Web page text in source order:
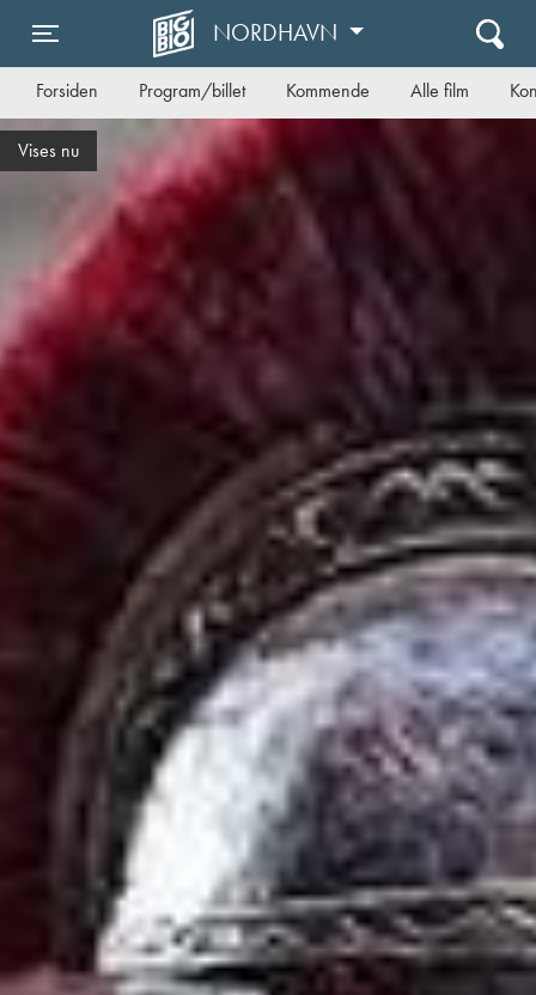
Toggle navigation
NORDHAVN
Forsiden Program/billet Kommende Alle film
Vises nu